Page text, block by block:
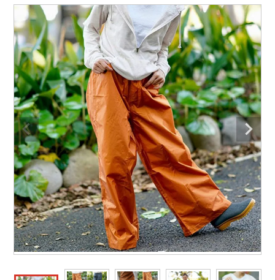
事務服・オフィスウェア
防寒着
作業用手袋
アウトドア・スポーツ
ワークスーツ
コンプレッションウェア
作業用ポロシャツ
アシックス安全靴ランキング
ミズノ安全靴ランキング
作業着ランキング
アウトドアウェアランキング
つなぎランキング
空調服ランキング
コンプレッションウェアランキング
アイズフロンティア TSDESIGN
寅壱 アイトス株式会社
コーコス ジーベック
クロダルマ 桑和
山田辰 クレヒフク
おたふく手袋 マック
住商モンブラン ボンマックス
大工・鳶作業服
農作業服
電気・設備作業服
配達・営業作業服
自動車整備士作業服
DIY・日曜大工作業服
飲食店ユニフォーム